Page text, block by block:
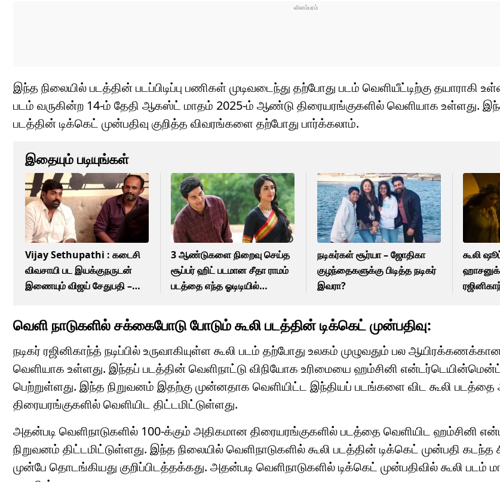
இந்த நிலையில் படத்தின் படப்பிடிப்பு பணிகள் முடிவடைந்து தற்போது படம் வெளியீட்டிற்கு தயாராகி
படம் வருகின்ற 14-ம் தேதி ஆகஸ்ட் மாதம் 2025-ம் ஆண்டு திரையரங்குகளில் வெளியாக உள்ளது.
படத்தின் டிக்கெட் முன்பதிவு குறித்த விவரங்களை தற்போது பார்க்கலாம்.
இதையும் படியுங்கள்
Vijay Sethupathi : கடைசி
விவசாயி பட இயக்குநருடன்
இணையும் விஜய் சேதுபதி –
3 ஆண்டுகளை நிறைவு செய்த
சூப்பர் ஹிட் படமான சீதா ராமம்
படத்தை எந்த ஓடிடியில்
நடிகர்கள் சூர்யா – ஜோதிகா
குழந்தைகளுக்கு பிடித்த நடிகர்
இவரா?
கூலி
வெளி நாடுகளில் சக்கைபோடு போடும் கூலி படத்தின் டிக்கெட் முன்பதிவு:
நடிகர் ரஜினிகாந்த் நடிப்பில் உருவாகியுள்ள கூலி படம் தற்போது உலகம் முழுவதும் பல
வெளியாக உள்ளது. இந்தப் படத்தின் வெளிநாட்டு விநியோக உரிமையை ஹம்சினி
பெற்றுள்ளது. இந்த நிறுவனம் இதற்கு முன்னதாக வெளியிட்ட இந்தியப் படங்களை விட கூலி படத்தை
திரையரங்குகளில் வெளியிட திட்டமிட்டுள்ளது.
அதன்படி வெளிநாடுகளில் 100-க்கும் அதிகமான திரையரங்குகளில் படத்தை வெளியிட ஹம்சினி
நிறுவனம் திட்டமிட்டுள்ளது. இந்த நிலையில் வெளிநாடுகளில் கூலி படத்தின் டிக்கெட் முன்பதி கடந்த
முன்பே தொடங்கியது குறிப்பிடத்தக்கது. அதன்படி வெளிநாடுகளில் டிக்கெட் முன்பதிவில் கூலி படம்